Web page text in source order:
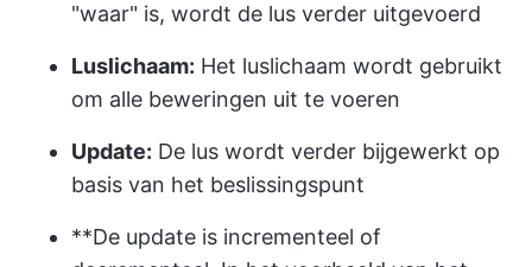
"waar" is, wordt de lus verder uitgevoerd
Luslichaam: Het luslichaam wordt gebruikt
om alle beweringen uit te voeren
Update: De lus wordt verder bijgewerkt op
basis van het beslissingspunt
**De update is incrementeel of